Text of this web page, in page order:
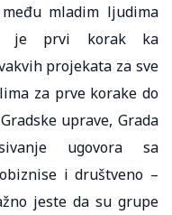
mladim ljudima
je prvi korak ka
projekata za sve
za prve korake do
uprave, Grada
ugovora sa
i društveno –
jeste da su grupe